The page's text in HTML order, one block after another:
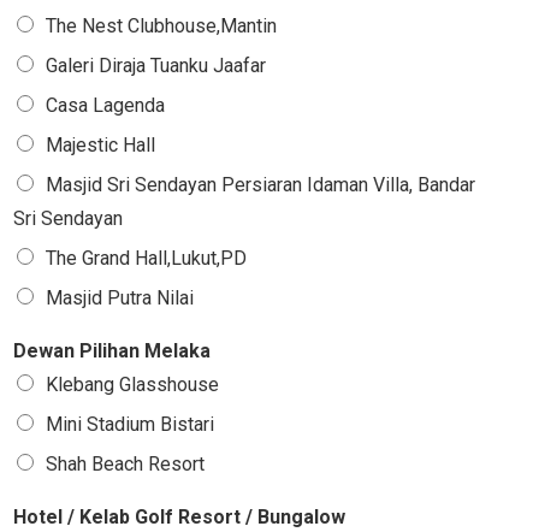
The Nest Clubhouse,Mantin
Galeri Diraja Tuanku Jaafar
Casa Lagenda
Majestic Hall
Masjid Sri Sendayan Persiaran Idaman Villa, Bandar
Sri Sendayan
The Grand Hall,Lukut,PD
Masjid Putra Nilai
Dewan Pilihan Melaka
Klebang Glasshouse
Mini Stadium Bistari
Shah Beach Resort
Hotel / Kelab Golf Resort / Bungalow